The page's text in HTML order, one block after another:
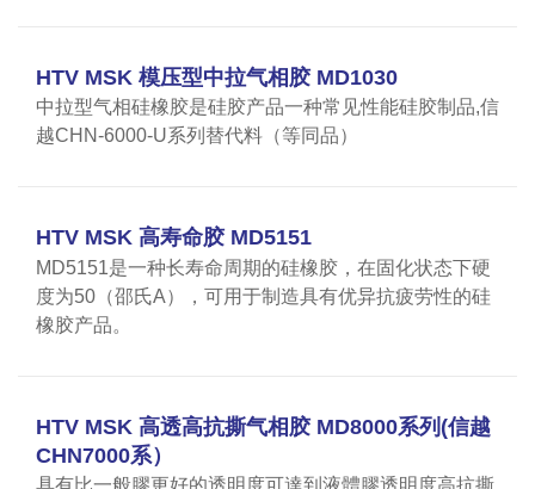
HTV MSK 模压型中拉气相胶 MD1030
中拉型气相硅橡胶是硅胶产品一种常见性能硅胶制品,信
越CHN-6000-U系列替代料（等同品）
HTV MSK 高寿命胶 MD5151
MD5151是一种长寿命周期的硅橡胶，在固化状态下硬
度为50（邵氏A），可用于制造具有优异抗疲劳性的硅
橡胶产品。
HTV MSK 高透高抗撕气相胶 MD8000系列(信越
CHN7000系）